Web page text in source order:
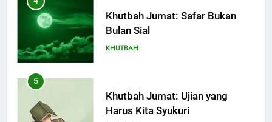
Khutbah Jumat: Safar Bukan
Bulan Sial
KHUTBAH
5
Khutbah Jumat: Ujian yang
Harus Kita Syukuri